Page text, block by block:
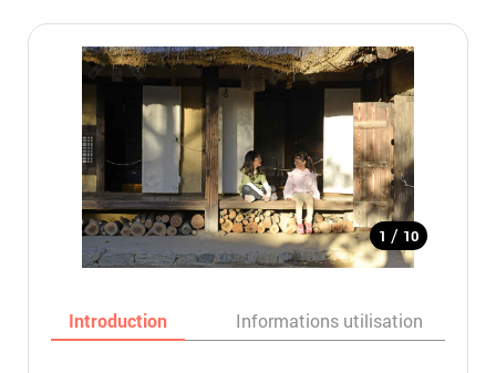
1 / 10
Introduction Informations utilisation